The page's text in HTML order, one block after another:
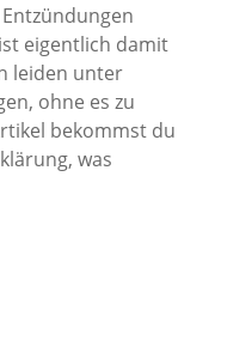
eigentlich damit
leiden unter
ohne es zu
bekommst du
was